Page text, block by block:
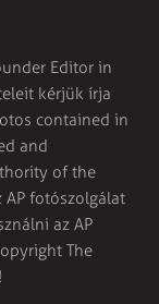
Editor in
kérjük írja
contained in
and
of the
AP fotószolgálat
az AP
The